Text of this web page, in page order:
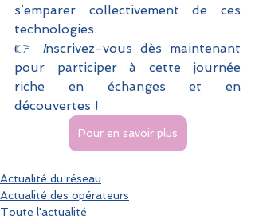
s’emparer collectivement de ces
technologies.
👉 Inscrivez-vous dès maintenant
pour participer à cette journée
riche en échanges et en
découvertes !
Pour en savoir plus
Actualité du réseau
Actualité des opérateurs
Toute l'actualité